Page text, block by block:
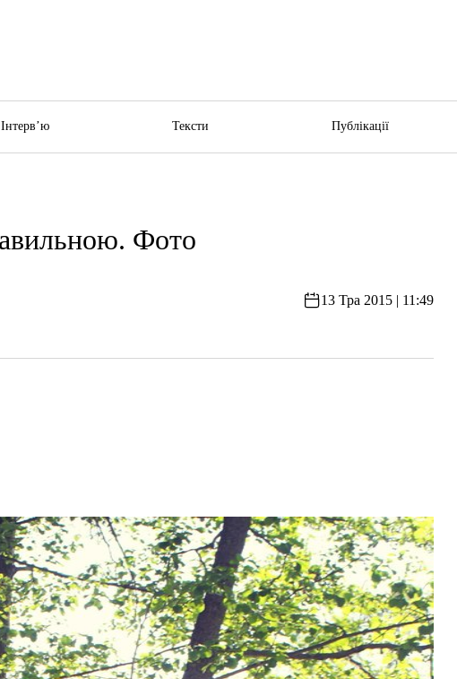
Інтерв’ю Тексти Публікації
Фото
13 Тра 2015 | 11:49